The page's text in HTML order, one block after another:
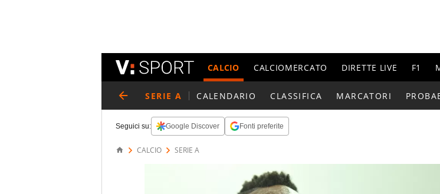
CALCIO CALCIOMERCATO DIRETTE LIVE F1
SERIE A CALENDARIO CLASSIFICA MARCATORI
Seguici su: Google Discover Fonti preferite
CALCIO SERIE A